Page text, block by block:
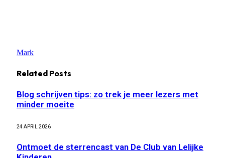
Mark
Related Posts
Blog schrijven tips: zo trek je meer lezers met
minder moeite
24 APRIL 2026
Ontmoet de sterrencast van De Club van Lelijke